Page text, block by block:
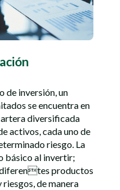
de inversión, un
se encuentra en
diversificada
activos, cada uno de
riesgo. La
básico al invertir;
productos
de manera